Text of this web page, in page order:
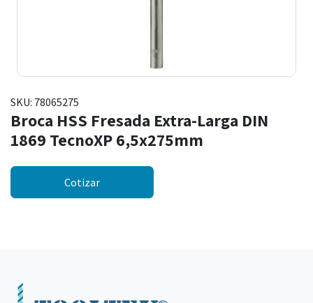
SKU: 78065275
Broca HSS Fresada Extra-Larga DIN
1869 TecnoXP 6,5x275mm
Cotizar